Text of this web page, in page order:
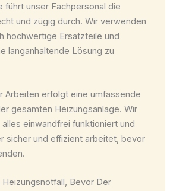
führt unser Fachpersonal die
und zügig durch. Wir verwenden
hochwertige Ersatzteile und
langanhaltende Lösung zu
Arbeiten erfolgt eine umfassende
gesamten Heizungsanlage. Wir
einwandfrei funktioniert und
sicher und effizient arbeitet, bevor
Heizungsnotfall, Bevor Der